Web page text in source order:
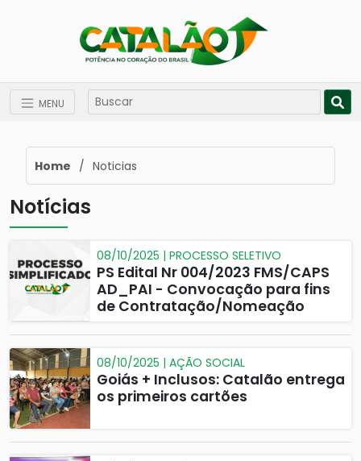
MENU
Home / Noticias
Notícias
08/10/2025 | PROCESSO SELETIVO
PS Edital Nr 004/2023 FMS/CAPS
AD_PAI - Convocação para fins
de Contratação/Nomeação
08/10/2025 | AÇÃO SOCIAL
Goiás + Inclusos: Catalão entrega
os primeiros cartões